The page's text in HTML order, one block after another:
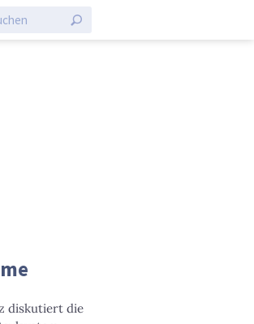
diskutiert die